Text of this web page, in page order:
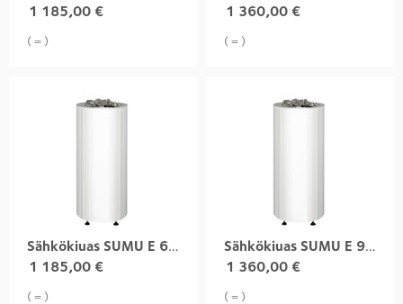
1 185,00 €
( = )
1 360,00 €
( = )
Sähkökiuas SUMU E 6,8 kW valkoinen
1 185,00 €
( = )
Sähkökiuas SUMU E 9,0 kW valkoinen
1 360,00 €
( = )